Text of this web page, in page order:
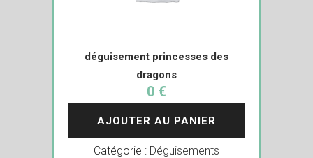
déguisement princesses des
dragons
0 €
AJOUTER AU PANIER
Catégorie : Déguisements